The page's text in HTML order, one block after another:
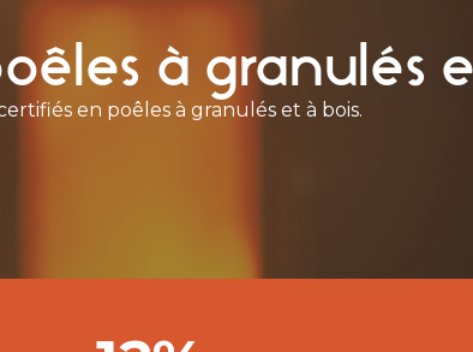
à granulés
en poêles à granulés et à bois.